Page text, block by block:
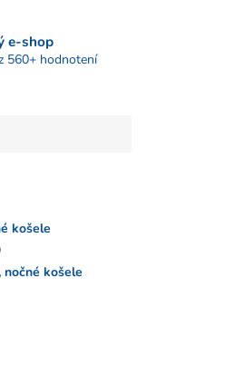
e-shop
560+ hodnotení
košele
nočné košele